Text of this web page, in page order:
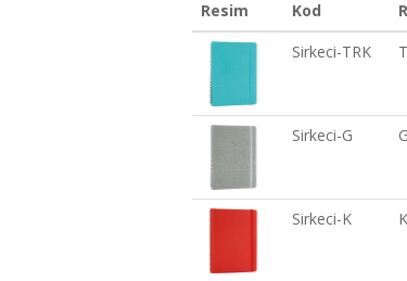
Resim Kod
Sirkeci-TRK
Sirkeci-G
Sirkeci-K